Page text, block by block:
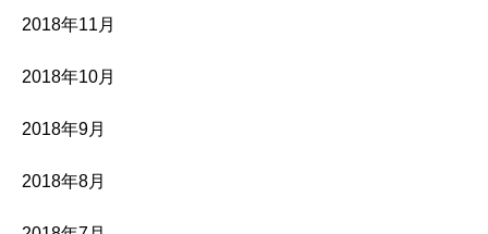
2018年11月
2018年10月
2018年9月
2018年8月